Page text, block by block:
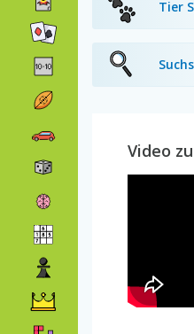
Tier
Video